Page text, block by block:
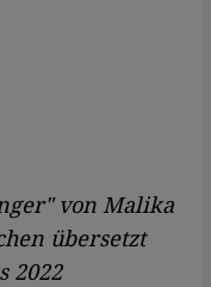
von Malika
übersetzt
2022